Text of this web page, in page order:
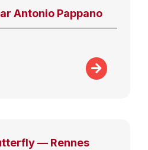
Antonio Pappano
— Rennes